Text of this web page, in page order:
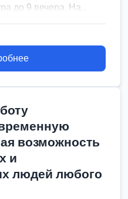
до 9 вечера. На...
возможность
и
людей любого